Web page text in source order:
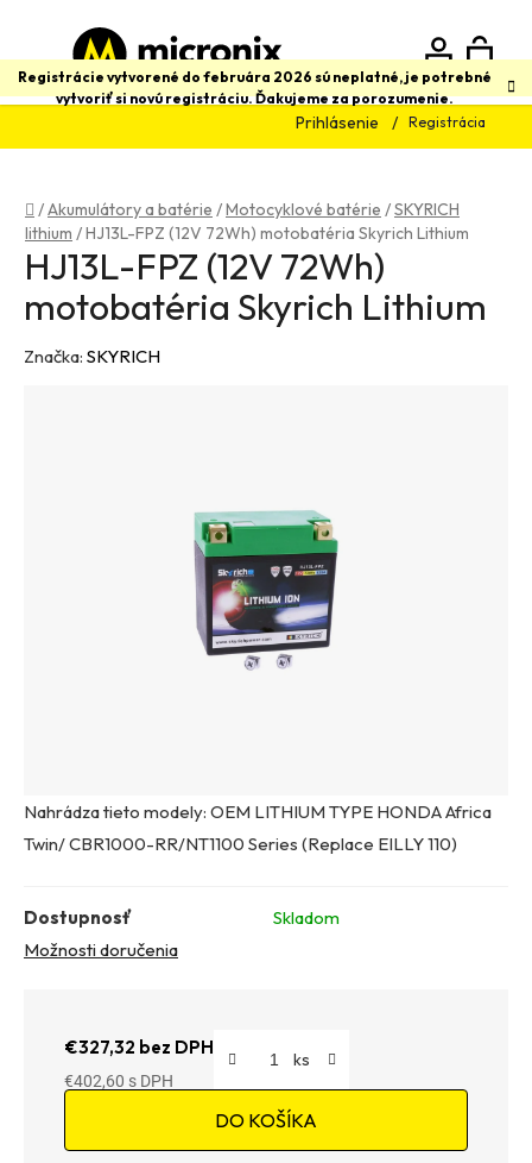
obsah
Registrácie vytvorené do februára 2026 sú neplatné, je potrebné
vytvoriť si novú registráciu. Ďakujeme za porozumenie.
Prihlásenie Registrácia
Hľadať
Domov
/Akumulátory a batérie /Motocyklové batérie /SKYRICH
lithium /HJ13L-FPZ (12V 72Wh) motobatéria Skyrich Lithium
Nahrádza tieto modely: OEM LITHIUM TYPE HONDA Africa
Twin/ CBR1000-RR/NT1100 Series (Replace EILLY 110)
Dostupnosť
Skladom
Možnosti doručenia
€327,32 bez DPH
€402,60
DO KOŠÍKA
HJ13L-FPZ (12V 72Wh)
motobatéria Skyrich Lithium
Značka: SKYRICH